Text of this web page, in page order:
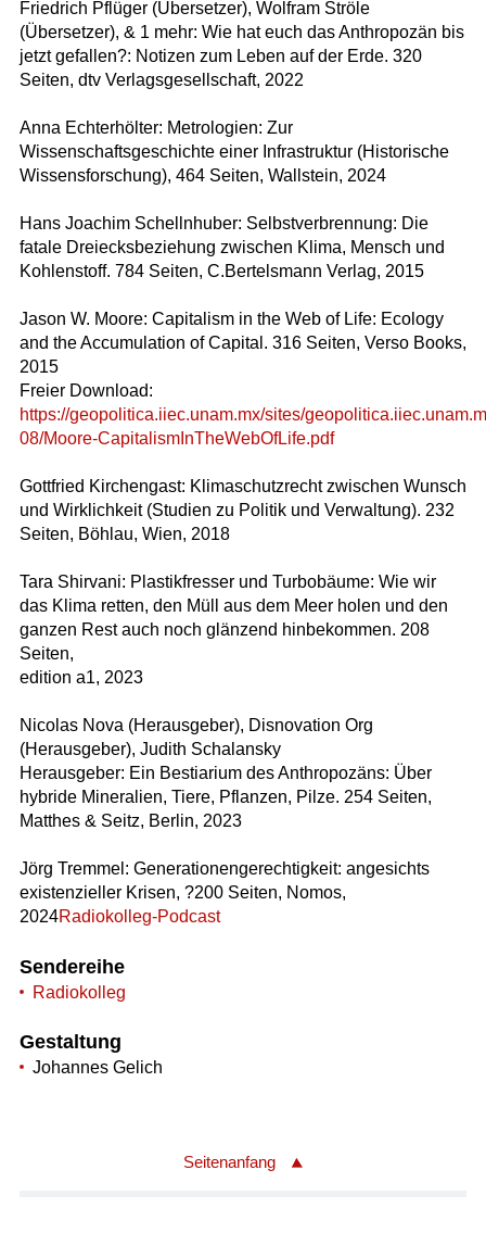
Friedrich Pflüger (Übersetzer), Wolfram Ströle
(Übersetzer), & 1 mehr: Wie hat euch das Anthropozän bis
jetzt gefallen?: Notizen zum Leben auf der Erde. 320
Seiten, dtv Verlagsgesellschaft, 2022
Anna Echterhölter: Metrologien: Zur
Wissenschaftsgeschichte einer Infrastruktur (Historische
Wissensforschung), 464 Seiten, Wallstein, 2024
Hans Joachim Schellnhuber: Selbstverbrennung: Die
fatale Dreiecksbeziehung zwischen Klima, Mensch und
Kohlenstoff. 784 Seiten, C.Bertelsmann Verlag, 2015
Jason W. Moore: Capitalism in the Web of Life: Ecology
and the Accumulation of Capital. 316 Seiten, Verso Books,
2015
Freier Download:
https://geopolitica.iiec.unam.mx/sites/
08/Moore-CapitalismInTheWebOfLife.pdf
Gottfried Kirchengast: Klimaschutzrecht zwischen Wunsch
und Wirklichkeit (Studien zu Politik und Verwaltung). 232
Seiten, Böhlau, Wien, 2018
Tara Shirvani: Plastikfresser und Turbobäume: Wie wir
das Klima retten, den Müll aus dem Meer holen und den
ganzen Rest auch noch glänzend hinbekommen. 208
Seiten,
edition a1, 2023
Nicolas Nova (Herausgeber), Disnovation Org
(Herausgeber), Judith Schalansky
Herausgeber: Ein Bestiarium des Anthropozäns: Über
hybride Mineralien, Tiere, Pflanzen, Pilze. 254 Seiten,
Matthes & Seitz, Berlin, 2023
Jörg Tremmel: Generationengerechtigkeit: angesichts
existenzieller Krisen, ?200 Seiten, Nomos,
2024Radiokolleg-Podcast
Sendereihe
Radiokolleg
Gestaltung
Johannes Gelich
Seitenanfang